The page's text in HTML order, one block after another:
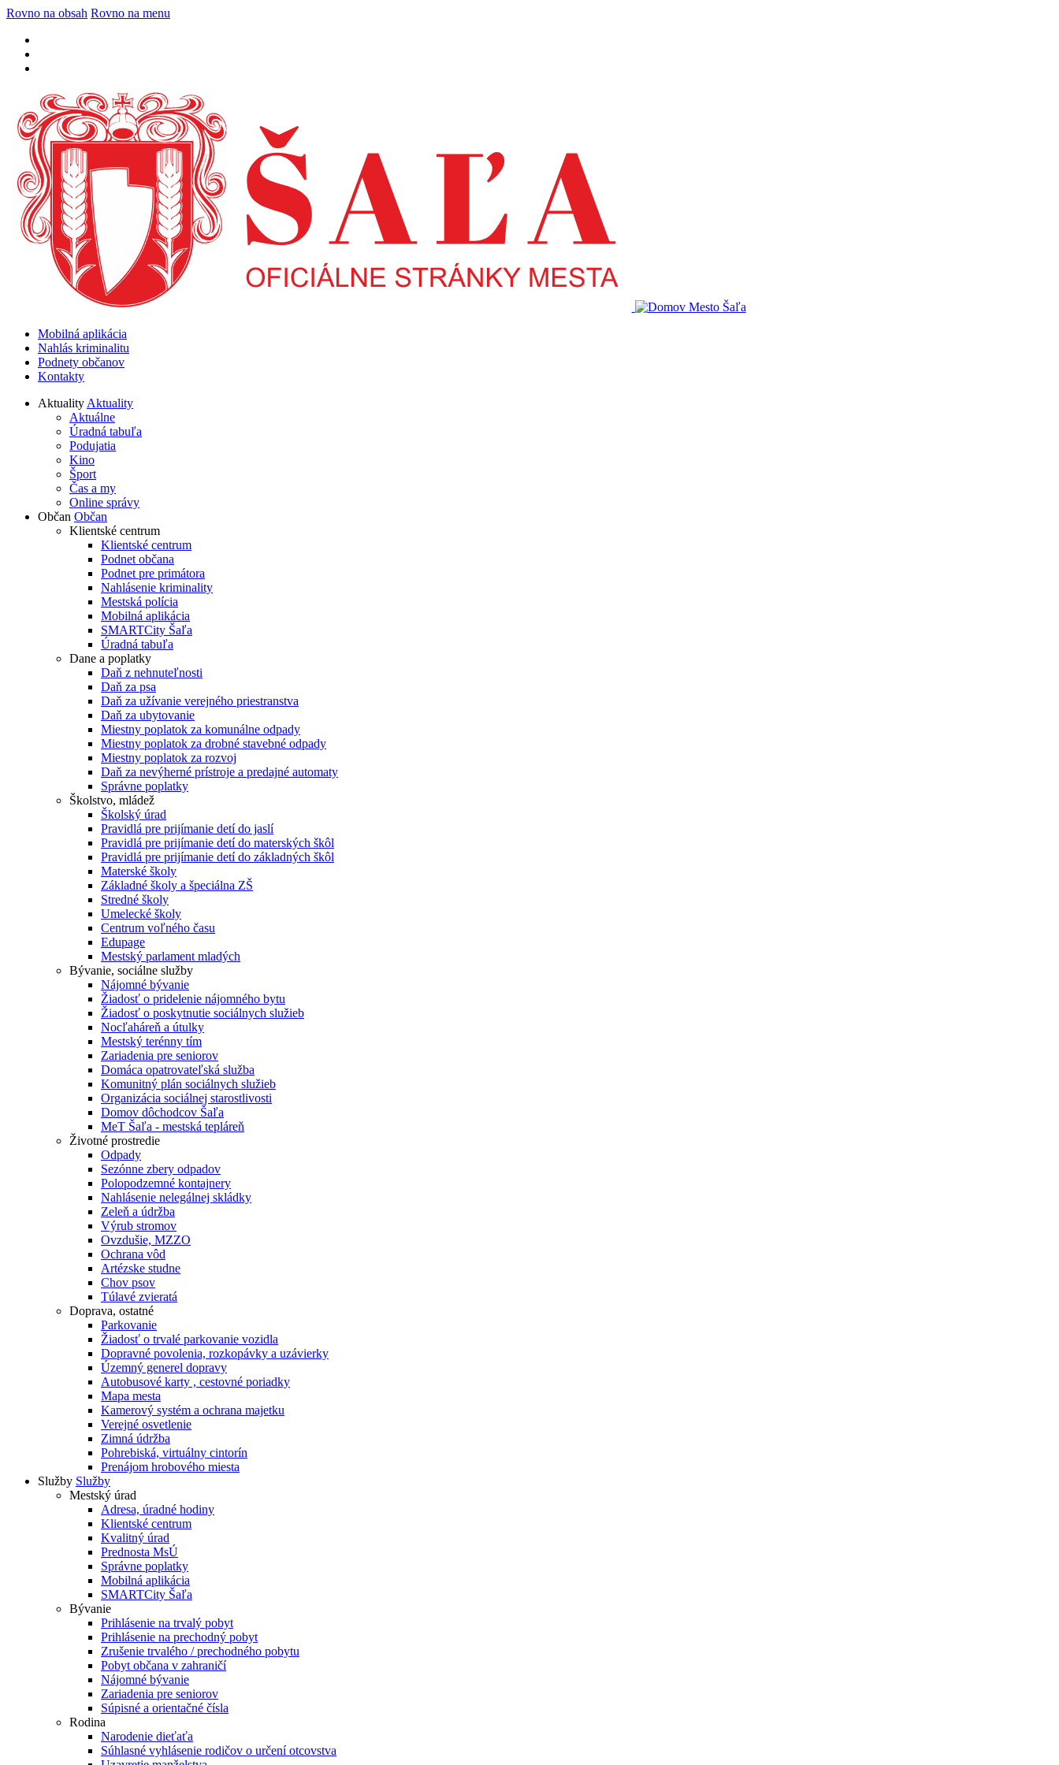
Rovno na obsah Rovno na menu
Mobilná aplikácia
Nahlás kriminalitu
Podnety občanov
Kontakty
AktualityAktuality
Aktuálne
Úradná tabuľa
Podujatia
Kino
Šport
Čas a my
Online správy
Občan Občan
Klientské centrum
Klientské centrum
Podnet občana
Podnet pre primátora
Nahlásenie kriminality
Mestská polícia
Mobilná aplikácia
SMARTCity Šaľa
Úradná tabuľa
Dane a poplatky
Daň z nehnuteľnosti
Daň za psa
Daň za užívanie verejného priestranstva
Daň za ubytovanie
Miestny poplatok za komunálne odpady
Miestny poplatok za drobné stavebné odpady
Miestny poplatok za rozvoj
Daň za nevýherné prístroje a predajné automaty
Správne poplatky
Školstvo, mládež
Školský úrad
Pravidlá pre prijímanie detí do jaslí
Pravidlá pre prijímanie detí do materských škôl
Pravidlá pre prijímanie detí do základných škôl
Materské školy
Základné školy a špeciálna ZŠ
Stredné školy
Umelecké školy
Centrum voľného času
Edupage
Mestský parlament mladých
Bývanie, sociálne služby
Nájomné bývanie
Žiadosť o pridelenie nájomného bytu
Žiadosť o poskytnutie sociálnych služieb
Nocľaháreň a útulky
Mestský terénny tím
Zariadenia pre seniorov
Domáca opatrovateľská služba
Komunitný plán sociálnych služieb
Organizácia sociálnej starostlivosti
Domov dôchodcov Šaľa
MeT Šaľa - mestská tepláreň
Životné prostredie
Odpady
Sezónne zbery odpadov
Polopodzemné kontajnery
Nahlásenie nelegálnej skládky
Zeleň a údržba
Výrub stromov
Ovzdušie, MZZO
Ochrana vôd
Artézske studne
Chov psov
Túlavé zvieratá
Doprava, ostatné
Parkovanie
Žiadosť o trvalé parkovanie vozidla
Dopravné povolenia, rozkopávky a uzávierky
Územný generel dopravy
Autobusové karty , cestovné poriadky
Mapa mesta
Kamerový systém a ochrana majetku
Verejné osvetlenie
Zimná údržba
Pohrebiská, virtuálny cintorín
Prenájom hrobového miesta
Služby Služby
Mestský úrad
Adresa, úradné hodiny
Klientské centrum
Kvalitný úrad
Prednosta MsÚ
Správne poplatky
Mobilná aplikácia
SMARTCity Šaľa
Bývanie
Prihlásenie na trvalý pobyt
Prihlásenie na prechodný pobyt
Zrušenie trvalého / prechodného pobytu
Pobyt občana v zahraničí
Nájomné bývanie
Zariadenia pre seniorov
Súpisné a orientačné čísla
Rodina
Narodenie dieťaťa
Súhlasné vyhlásenie rodičov o určení otcovstva